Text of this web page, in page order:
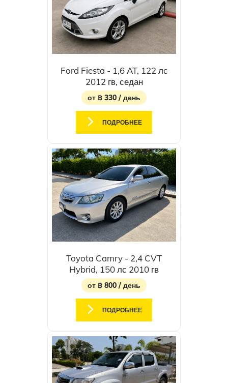
Ford Fiesta - 1,6 AT, 122 лс
2012 гв, седан
от ฿ 330 / день
ПОДРОБНЕЕ
Toyota Camry - 2,4 CVT
Hybrid, 150 лс 2010 гв
от ฿ 800 / день
ПОДРОБНЕЕ